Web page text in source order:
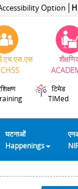
Option
टिमेड
TIMed
घटनाओं
Happenings